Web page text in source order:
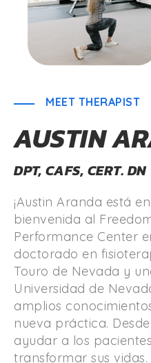
MEET THERAPIST
AUSTIN
DPT, CAFS, CERT. DN
¡Austin Aranda está
bienvenida al
Performance Center
doctorado en
Touro de Nevada y
Universidad de
amplios
nueva práctica.
ayudar a los
transformar sus